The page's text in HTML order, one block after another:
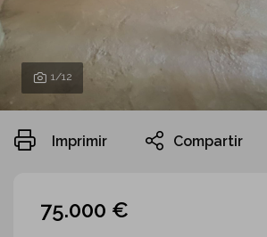
75.000 €
Imprimir Compartir
1/12